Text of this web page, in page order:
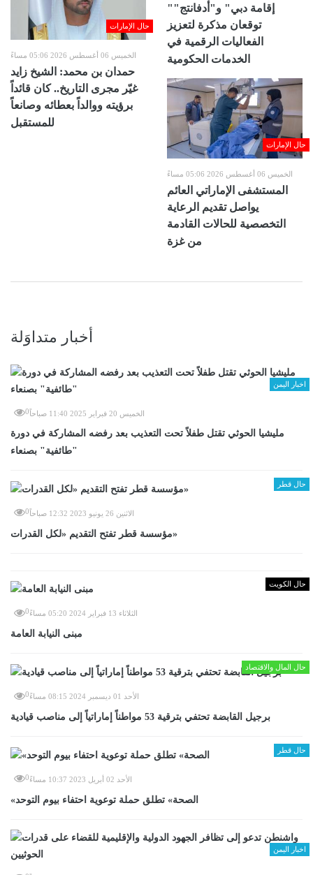
حال الإمارات
الخميس 06 أغسطس 2026 05:06 مساءً
حمدان بن محمد: الشيخ زايد
غيّر مجرى التاريخ.. كان قائداً
برؤيته ووالداً بعطائه وصانعاً
للمستقبل
"إقامة دبي" و"أدفانتج"
توقعان مذكرة لتعزيز
الفعاليات الرقمية في
الخدمات الحكومية
حال الإمارات
الخميس 06 أغسطس 2026 05:06 مساءً
المستشفى الإماراتي العائم
يواصل تقديم الرعاية
التخصصية للحالات القادمة
من غزة
أخبار متداوَلة
اخبار اليمن
الخميس 20 فبراير 2025 11:40 صباحاً 0
مليشيا الحوثي تقتل طفلاً تحت التعذيب بعد رفضه المشاركة في دورة
"طائفية" بصنعاء
حال قطر
الاثنين 26 يونيو 2023 12:32 صباحاً 0
مؤسسة قطر تفتح التقديم «لكل القدرات»
حال الكويت
الثلاثاء 13 فبراير 2024 05:20 مساءً 0
مبنى النيابة العامة
حال المال والاقتصاد
الأحد 01 ديسمبر 2024 08:15 مساءً 0
برجيل القابضة تحتفي بترقية 53 مواطناً إماراتياً إلى مناصب قيادية
حال قطر
الأحد 02 أبريل 2023 10:37 مساءً 0
«الصحة» تطلق حملة توعوية احتفاء بيوم التوحد
اخبار اليمن